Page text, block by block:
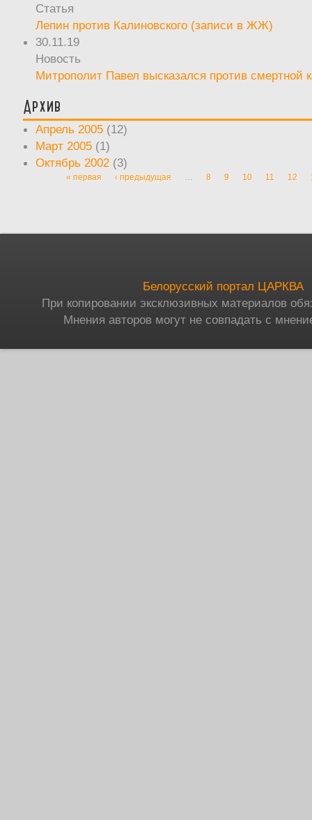
Статья
Лепин против Калиновского (записи в ЖЖ)
30.11.19
Новость
Митрополит Павел высказался против смертной
Архив
Апрель 2005 (12)
Март 2005 (1)
Октябрь 2002 (3)
Страницы
« первая ‹ предыдущая … 8 9 10 11 12
Белорусский портал ЦАРКВА
При копировании эксклюзивных материалов
Мнения авторов могут не совпадать с